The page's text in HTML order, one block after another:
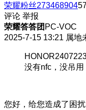
荣耀粉丝273468904
评论 举报
荣耀答答团 PC-VOC
2025-7-15 13:21 属地
没有nfc，没吊用
您好，给您造成了困